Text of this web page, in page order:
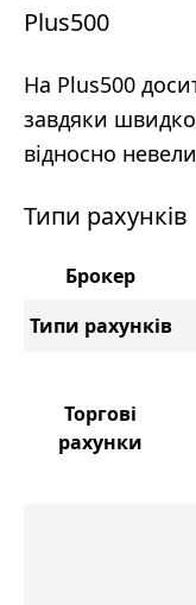
Plus500
На Plus500
завдяки
відносно
Типи рахунків
Брокер
Типи рахунків
Торгові
рахунки